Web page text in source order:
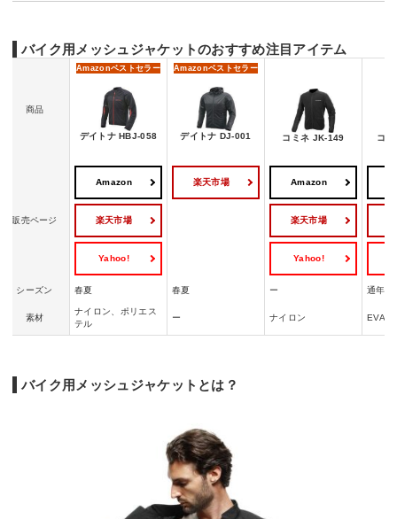
バイク用メッシュジャケットのおすすめ注目アイテム
商品
Amazonベストセラー
デイトナ HBJ-058
Amazonベストセラー
デイトナ DJ-001 コミネ JK-149 コ
販売ページ
Amazon
楽天市場
Yahoo!
楽天市場 Amazon
楽天市場
Yahoo!
シーズン 春夏 春夏 ー 通年
素材
ナイロン、ポリエス
テル
ー ナイロン EVA
バイク用メッシュジャケットとは？